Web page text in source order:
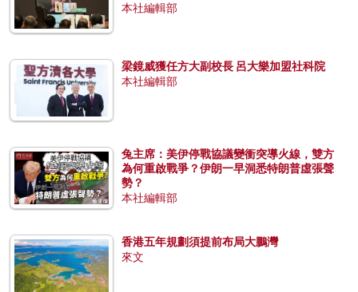
本社編輯部
梁鏡威獲任方大副校長 呂大樂加盟社科院
本社編輯部
兔主席：美伊停戰協議變衝突導火線，雙方
為何重啟戰爭？伊朗一早洞悉特朗普虛張聲
勢？
本社編輯部
香港五年規劃須提前布局大鵬灣
來文